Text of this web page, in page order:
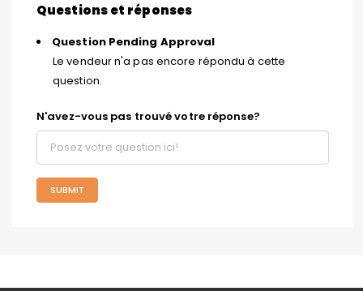
Questions et réponses
Question Pending Approval
Le vendeur n'a pas encore répondu à cette
question.
N'avez-vous pas trouvé votre réponse?
SUBMIT